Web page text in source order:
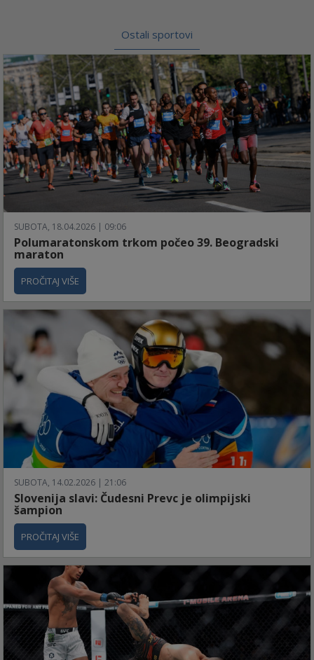
Ostali sportovi
SUBOTA, 18.04.2026 | 09:06
Polumaratonskom trkom počeo 39. Beogradski
maraton
PROČITAJ VIŠE
SUBOTA, 14.02.2026 | 21:06
Slovenija slavi: Čudesni Prevc je olimpijski
šampion
PROČITAJ VIŠE